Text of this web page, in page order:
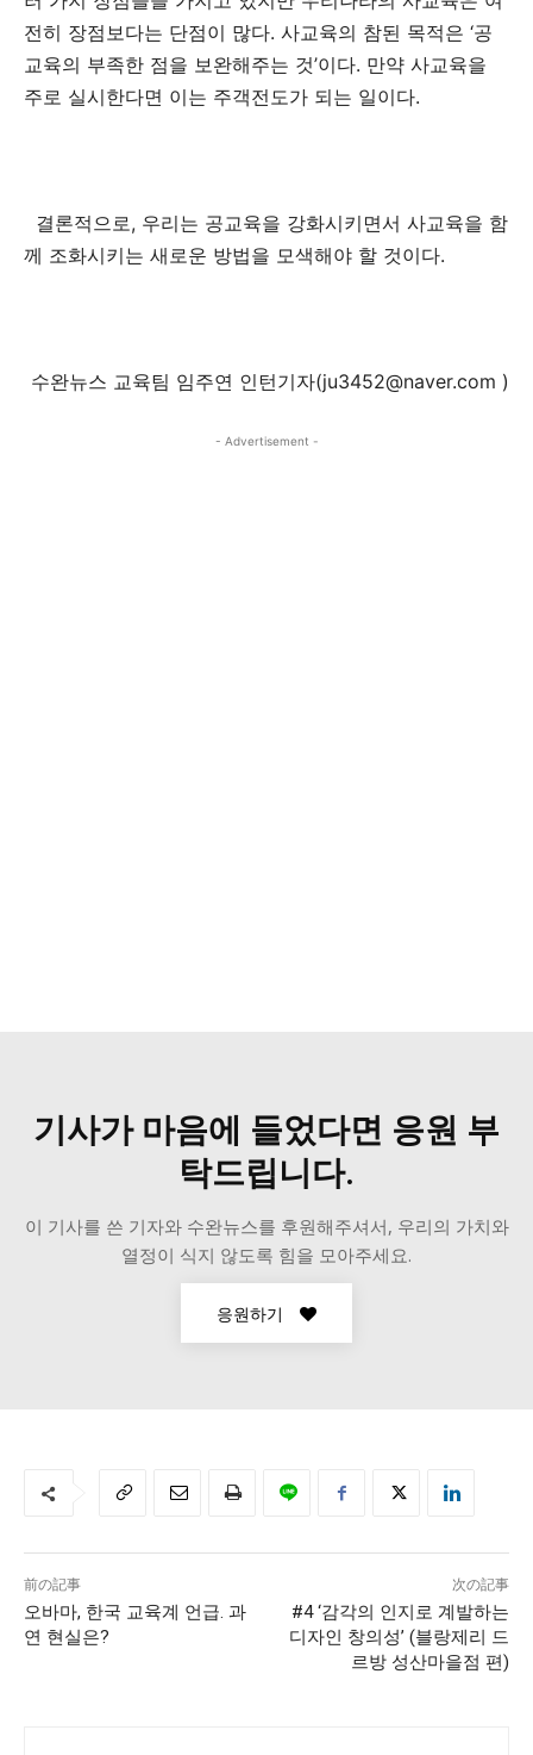
전히 장점보다는 단점이 많다. 사교육의 참된 목적은 ‘공
교육의 부족한 점을 보완해주는 것’이다. 만약 사교육을
주로 실시한다면 이는 주객전도가 되는 일이다.
결론적으로, 우리는 공교육을 강화시키면서 사교육을 함
께 조화시키는 새로운 방법을 모색해야 할 것이다.
수완뉴스 교육팀 임주연 인턴기자(ju3452@naver.com )
- Advertisement -
기사가 마음에 들었다면 응원 부
탁드립니다.
이 기사를 쓴 기자와 수완뉴스를 후원해주셔서, 우리의 가치와
열정이 식지 않도록 힘을 모아주세요.
응원하기
前の記事
오바마, 한국 교육계 언급. 과
연 현실은?
次の記事
#4 ‘감각의 인지로 계발하는
디자인 창의성’ (블랑제리 드
르방 성산마을점 편)